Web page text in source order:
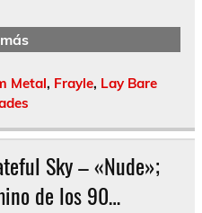
Metal, Frayle, Lay Bare
Sky – «Nude»;
de los 90…